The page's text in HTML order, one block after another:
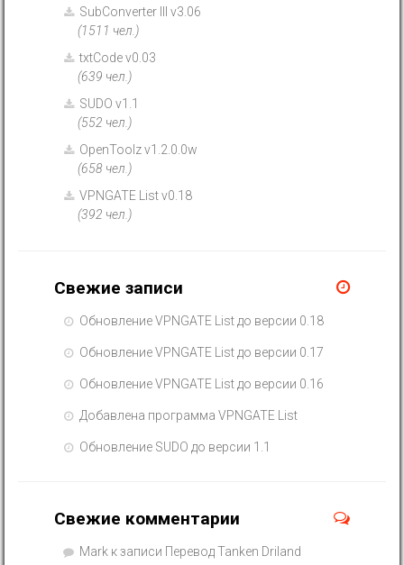
SubConverter III v3.06
(1511 чел.)
txtCode v0.03
(639 чел.)
SUDO v1.1
(552 чел.)
OpenToolz v1.2.0.0w
(658 чел.)
VPNGATE List v0.18
(392 чел.)
Свежие записи
Обновление VPNGATE List до версии 0.18
Обновление VPNGATE List до версии 0.17
Обновление VPNGATE List до версии 0.16
Добавлена программа VPNGATE List
Обновление SUDO до версии 1.1
Свежие комментарии
Mark к записи Перевод Tanken Driland